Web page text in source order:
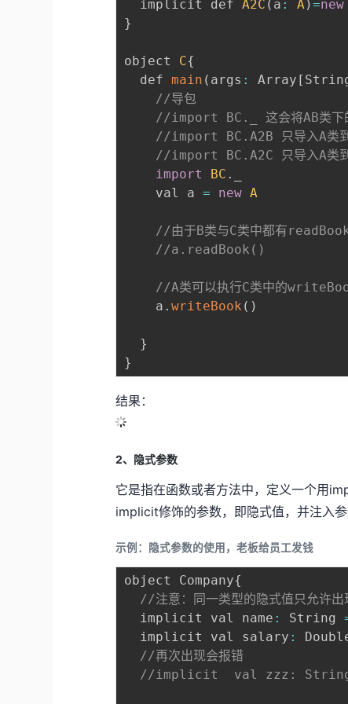
  implicit def
A2C ( a : A)=new
}
object C{
  def
main ( args : Array [
//导包
//import BC._ 这会将AB类下
//import BC.A2B 只导入A类到
//import BC.A2C 只导入A类到
import
BC .
    val a
= new A
//由于B类与C类中都有
//a.readBook()
//A类可以执行C类中的
    a
.writeBook ( )
}
}
结果：
2、隐式参数
它是指在函数或者方法中，定义一个用
implicit修饰的参数，即隐式值，并注入
示例：隐式参数的使用，老板给员工发钱
object Company{
//注意：同一类型的隐式值只允许出
  implicit val name
: String
  implicit val salary
:
//再次出现会报错
//implicit  val zzz: